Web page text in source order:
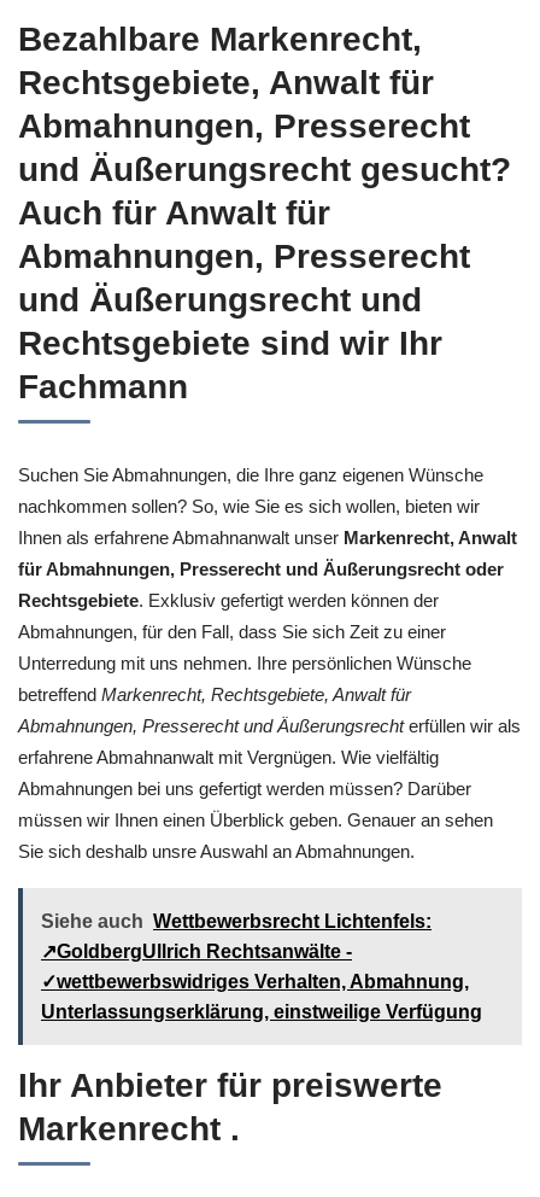
Bezahlbare Markenrecht,
Rechtsgebiete, Anwalt für
Abmahnungen, Presserecht
und Äußerungsrecht gesucht?
Auch für Anwalt für
Abmahnungen, Presserecht
und Äußerungsrecht und
Rechtsgebiete sind wir Ihr
Fachmann
Suchen Sie Abmahnungen, die Ihre ganz eigenen Wünsche
nachkommen sollen? So, wie Sie es sich wollen, bieten wir
Ihnen als erfahrene Abmahnanwalt unser Markenrecht, Anwalt
für Abmahnungen, Presserecht und Äußerungsrecht oder
Rechtsgebiete. Exklusiv gefertigt werden können der
Abmahnungen, für den Fall, dass Sie sich Zeit zu einer
Unterredung mit uns nehmen. Ihre persönlichen Wünsche
betreffend Markenrecht, Rechtsgebiete, Anwalt für
Abmahnungen, Presserecht und Äußerungsrechterfüllen wir als
erfahrene Abmahnanwalt mit Vergnügen. Wie vielfältig
Abmahnungen bei uns gefertigt werden müssen? Darüber
müssen wir Ihnen einen Überblick geben. Genauer an sehen
Sie sich deshalb unsre Auswahl an Abmahnungen.
Siehe auch Wettbewerbsrecht Lichtenfels:
↗GoldbergUllrich Rechtsanwälte -
✓wettbewerbswidriges Verhalten, Abmahnung,
Unterlassungserklärung, einstweilige Verfügung
Ihr Anbieter für preiswerte
Markenrecht .